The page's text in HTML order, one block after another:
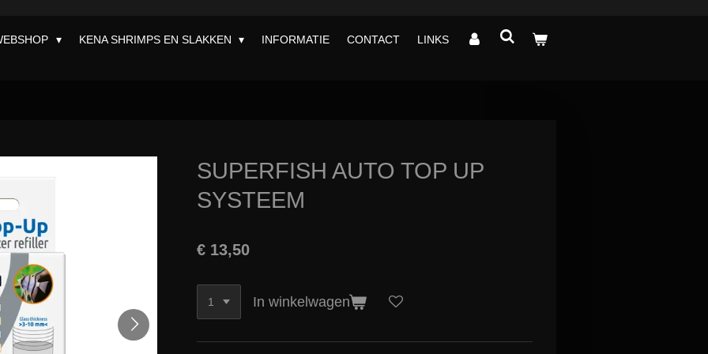
KENA SHRIMPS EN SLAKKEN INFORMATIE CONTACT LINKS
SUPERFISH AUTO TOP UP
SYSTEEM
€ 13,50
In winkelwagen